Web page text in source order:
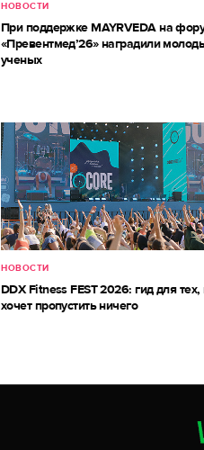
НОВОСТИ
При поддержке MAYRVEDA на
«Превентмед’26» наградили
ученых
НОВОСТИ
DDX Fitness FEST 2026: гид для тех,
хочет пропустить ничего